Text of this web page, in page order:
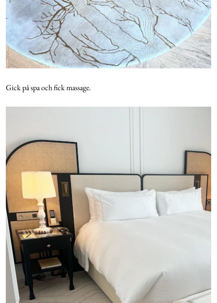
Gick på spa och fick massage.